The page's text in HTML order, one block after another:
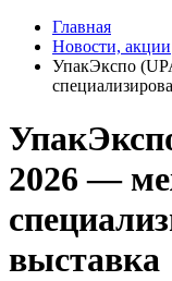
Главная
Новости, акции
УпакЭкспо
2026 —
выставка